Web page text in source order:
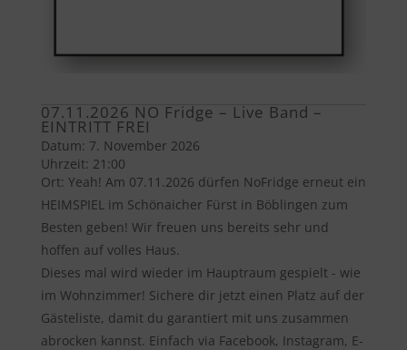
07.11.2026 NO Fridge – Live Band –
EINTRITT FREI
Datum: 7. November 2026
Uhrzeit: 21:00
Ort: Yeah! Am 07.11.2026 dürfen NoFridge erneut ein
HEIMSPIEL im Schönaicher Fürst in Böblingen zum
Besten geben! Wir freuen uns bereits sehr und
hoffen auf volles Haus.
Dieses mal wird wieder im Hauptraum gespielt - wie
im Wohnzimmer! Sichere dir jetzt einen Platz auf der
Gästeliste, damit du garantiert mit uns zusammen
abrocken kannst. Einfach via Facebook, Instagram, E-